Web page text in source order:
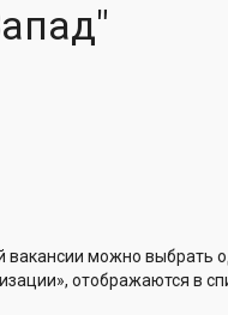
можно выбрать
отображаются в